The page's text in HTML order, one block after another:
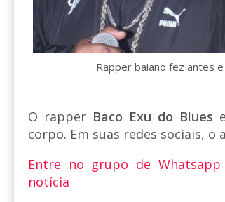
Rapper baiano fez antes
O rapper Baco Exu do Blues
corpo. Em suas redes sociais,
Entre no grupo de
notícia